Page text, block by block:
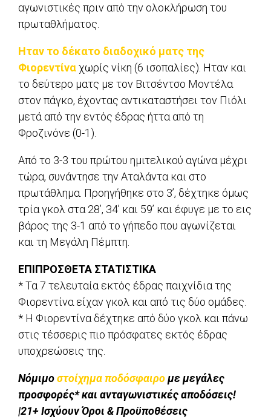
αγωνιστικές πριν από την ολοκλήρωση του
πρωταθλήματος.
Ηταν το δέκατο διαδοχικό ματς της
Φιορεντίναχωρίς νίκη (6 ισοπαλίες). Ηταν και
το δεύτερο ματς με τον Βιτσέντσο Μοντέλα
στον πάγκο, έχοντας αντικαταστήσει τον Πιόλι
μετά από την εντός έδρας ήττα από τη
Φροζινόνε (0-1).
Από το 3-3 του πρώτου ημιτελικού αγώνα μέχρι
τώρα, συνάντησε την Αταλάντα και στο
πρωτάθλημα. Προηγήθηκε στο 3’, δέχτηκε όμως
τρία γκολ στα 28’, 34’ και 59’ και έφυγε με το εις
βάρος της 3-1 από το γήπεδο που αγωνίζεται
και τη Μεγάλη Πέμπτη.
ΕΠΙΠΡΟΣΘΕΤΑ ΣΤΑΤΙΣΤΙΚΑ
* Τα 7 τελευταία εκτός έδρας παιχνίδια της
Φιορεντίνα είχαν γκολ και από τις δύο ομάδες.
* Η Φιορεντίνα δέχτηκε από δύο γκολ και πάνω
στις τέσσερις πιο πρόσφατες εκτός έδρας
υποχρεώσεις της.
Νόμιμοστοίχημα ποδόσφαιρομε μεγάλες
προσφορές* και ανταγωνιστικές αποδόσεις!
|21+ Ισχύουν Όροι & Προϋποθέσεις